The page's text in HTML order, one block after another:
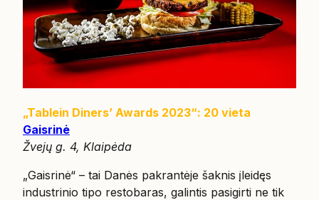
„Tablein Diners’ Awards 2023“: 20 vieta
Gaisrinė
Žvejų g. 4, Klaipėda
„Gaisrinė“ – tai Danės pakrantėje šaknis įleidęs
industrinio tipo restobaras, galintis pasigirti ne tik